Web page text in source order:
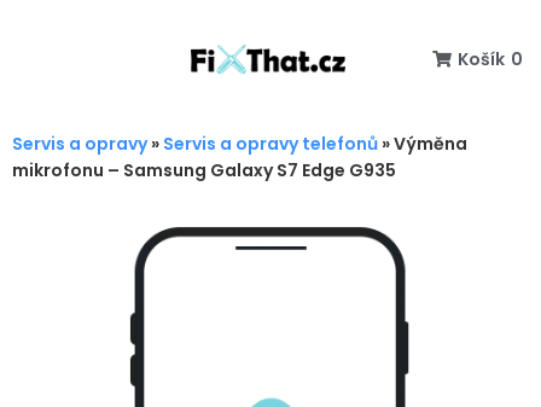
Košík 0
Servis a opravy» Servis a opravy telefonů »Výměna
mikrofonu – Samsung Galaxy S7 Edge G935